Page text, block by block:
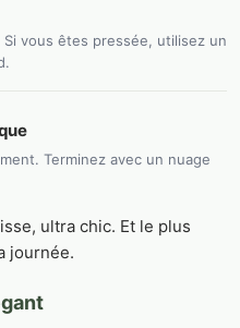
vous êtes pressée, utilisez un
Terminez avec un nuage
ultra chic. Et le plus
journée.